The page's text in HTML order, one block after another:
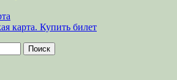
карта. Купить билет